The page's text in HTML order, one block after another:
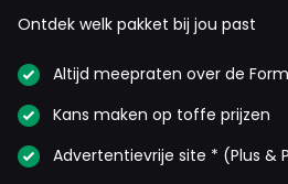
Ontdek welk pakket bij jou past
Altijd meepraten over de
Kans maken op toffe prijzen
Advertentievrije site * (Plus &